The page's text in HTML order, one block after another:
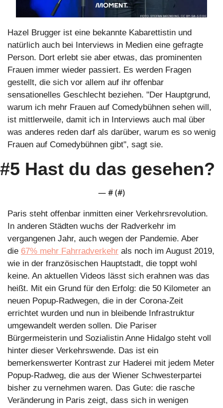
Hazel Brugger ist eine bekannte Kabarettistin und
natürlich auch bei Interviews in Medien eine gefragte
Person. Dort erlebt sie aber etwas, das prominenten
Frauen immer wieder passiert. Es werden Fragen
gestellt, die sich vor allem auf ihr offenbar
sensationelles Geschlecht beziehen. "Der Hauptgrund,
warum ich mehr Frauen auf Comedybühnen sehen will,
ist mittlerweile, damit ich in Interviews auch mal über
was anderes reden darf als darüber, warum es so wenig
Frauen auf Comedybühnen gibt", sagt sie.
#5 Hast du das gesehen?
— # (#)
Paris steht offenbar inmitten einer Verkehrsrevolution.
In anderen Städten wuchs der Radverkehr im
vergangenen Jahr, auch wegen der Pandemie. Aber
die 67% mehr Fahrradverkehr als noch im August 2019,
wie in der französischen Hauptstadt, die toppt wohl
keine. An aktuellen Videos lässt sich erahnen was das
heißt. Mit ein Grund für den Erfolg: die 50 Kilometer an
neuen Popup-Radwegen, die in der Corona-Zeit
errichtet wurden und nun in bleibende Infrastruktur
umgewandelt werden sollen. Die Pariser
Bürgermeisterin und Sozialistin Anne Hidalgo steht voll
hinter dieser Verkehrswende. Das ist ein
bemerkenswerter Kontrast zur Haderei mit jedem Meter
Popup-Radweg, die aus der Wiener Schwesterpartei
bisher zu vernehmen waren. Das Gute: die rasche
Veränderung in Paris zeigt, dass sich in wenigen